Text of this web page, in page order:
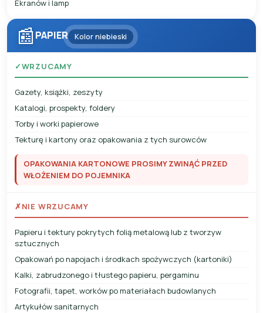
Ekranów i lamp
📰 PAPIER Kolor niebieski
✓WRZUCAMY
Gazety, książki, zeszyty
Katalogi, prospekty, foldery
Torby i worki papierowe
Tekturę i kartony oraz opakowania z tych surowców
OPAKOWANIA KARTONOWE PROSIMY ZWINĄĆ PRZED
WŁOŻENIEM DO POJEMNIKA
✗NIE WRZUCAMY
Papieru i tektury pokrytych folią metalową lub z tworzyw
sztucznych
Opakowań po napojach i środkach spożywczych (kartoniki)
Kalki, zabrudzonego i tłustego papieru, pergaminu
Fotografii, tapet, worków po materiałach budowlanych
Artykułów sanitarnych